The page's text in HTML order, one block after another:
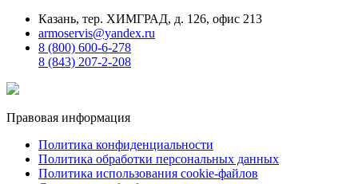
Казань, тер. ХИМГРАД, д. 126, офис 213
armoservis@yandex.ru
8 (800) 600-6-278
8 (843) 207-2-208
Правовая информация
Политика конфиденциальности
Политика обработки персональных данных
Политика использования cookie-файлов